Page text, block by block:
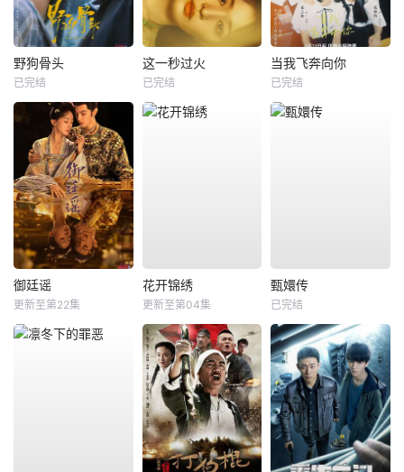
野狗骨头
已完结
这一秒过火
已完结
当我飞奔向你
已完结
御廷谣
更新至第22集
花开锦绣
更新至第04集
甄嬛传
已完结